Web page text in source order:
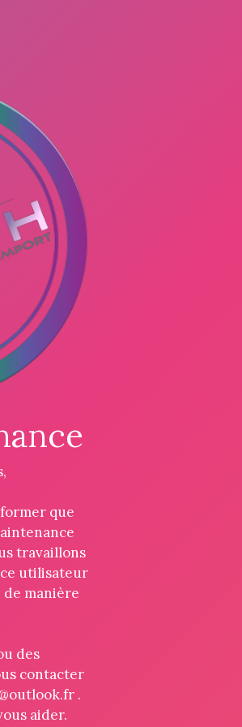
que
travaillons
utilisateur
manière
des
contacter
.
aider.